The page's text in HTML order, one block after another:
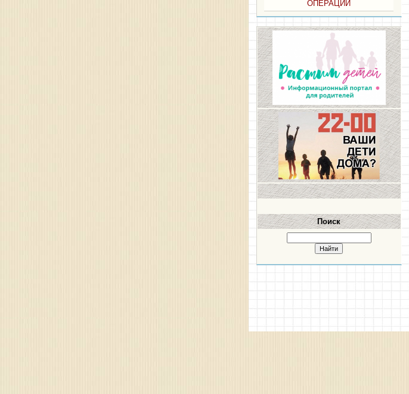
ОПЕРАЦИИ
Поиск